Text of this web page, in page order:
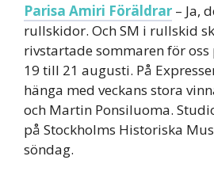
Parisa Amiri Föräldrar – Ja,
rullskidor. Och SM i rullskid
rivstartade sommaren för oss
19 till 21 augusti. På
hänga med veckans stora
och Martin Ponsiluoma.
på Stockholms Historiska
söndag.